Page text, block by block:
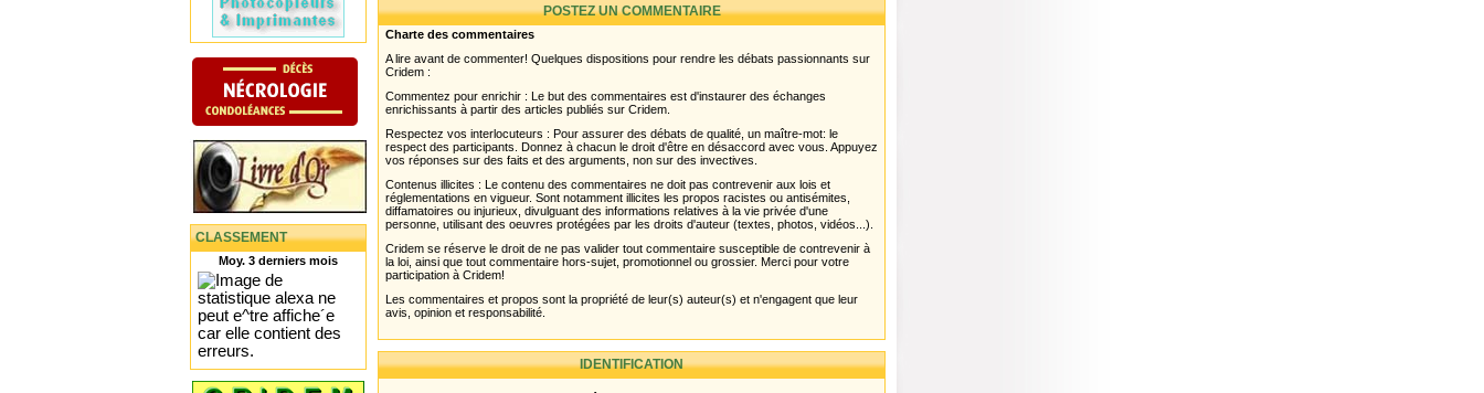
CLASSEMENT
Moy. 3 derniers mois
POSTEZ UN COMMENTAIRE
Charte des commentaires
A lire avant de commenter! Quelques dispositions pour rendre les débats passionnants sur
Cridem :
Commentez pour enrichir : Le but des commentaires est d'instaurer des échanges
enrichissants à partir des articles publiés sur Cridem.
Respectez vos interlocuteurs : Pour assurer des débats de qualité, un maître-mot: le
respect des participants. Donnez à chacun le droit d'être en désaccord avec vous. Appuyez
vos réponses sur des faits et des arguments, non sur des invectives.
Contenus illicites : Le contenu des commentaires ne doit pas contrevenir aux lois et
réglementations en vigueur. Sont notamment illicites les propos racistes ou antisémites,
diffamatoires ou injurieux, divulguant des informations relatives à la vie privée d'une
personne, utilisant des oeuvres protégées par les droits d'auteur (textes, photos, vidéos...).
Cridem se réserve le droit de ne pas valider tout commentaire susceptible de contrevenir à
la loi, ainsi que tout commentaire hors-sujet, promotionnel ou grossier. Merci pour votre
participation à Cridem!
Les commentaires et propos sont la propriété de leur(s) auteur(s) et n'engagent que leur
avis, opinion et responsabilité.
IDENTIFICATION